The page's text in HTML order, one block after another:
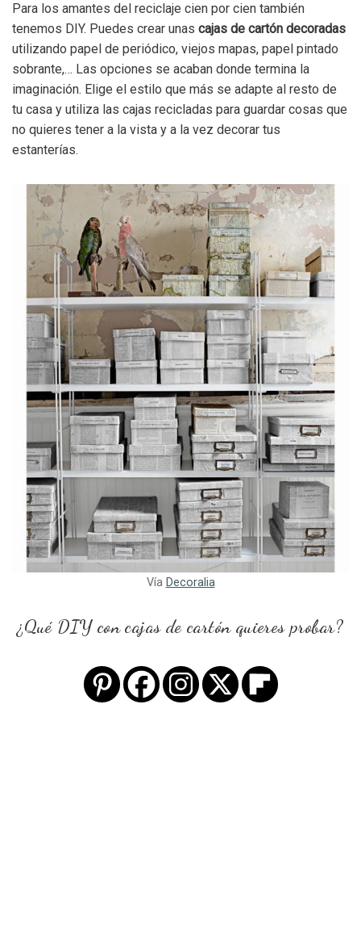
Para los amantes del reciclaje cien por cien también
tenemos DIY. Puedes crear unas cajas de cartón decoradas
utilizando papel de periódico, viejos mapas, papel pintado
sobrante,… Las opciones se acaban donde termina la
imaginación. Elige el estilo que más se adapte al resto de
tu casa y utiliza las cajas recicladas para guardar cosas que
no quieres tener a la vista y a la vez decorar tus
estanterías.
Vía Decoralia
¿Qué DIY con cajas de cartón quieres probar?